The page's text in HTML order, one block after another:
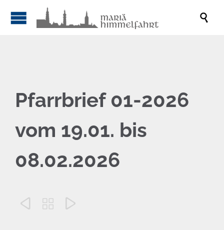

Pfarrbrief 01-2026
vom 19.01. bis
08.02.2026
  